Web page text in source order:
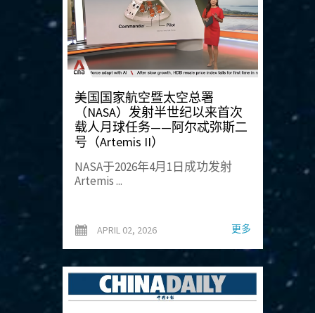
美国国家航空暨太空总署
（NASA）发射半世纪以来首次
载人月球任务——阿尔忒弥斯二
号（Artemis II）
NASA于2026年4月1日成功发射
Artemis ...
APRIL 02, 2026 更多